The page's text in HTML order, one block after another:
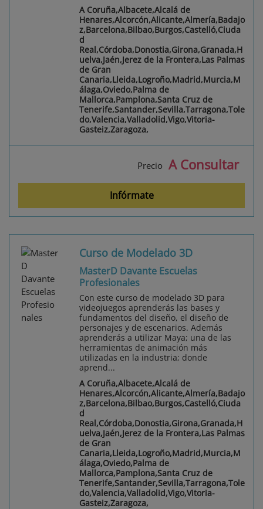
A Coruña,Albacete,Alcalá de
Henares,Alcorcón,Alicante,Almería,Badajo
z,Barcelona,Bilbao,Burgos,Castelló,Ciuda
d
Real,Córdoba,Donostia,Girona,Granada,H
uelva,Jaén,Jerez de la Frontera,Las Palmas
de Gran
Canaria,Lleida,Logroño,Madrid,Murcia,M
álaga,Oviedo,Palma de
Mallorca,Pamplona,Santa Cruz de
Tenerife,Santander,Sevilla,Tarragona,Tole
do,Valencia,Valladolid,Vigo,Vitoria-
Gasteiz,Zaragoza,
Precio A Consultar
Infórmate
Curso de Modelado 3D
MasterD Davante Escuelas
Profesionales
Con este curso de modelado 3D para
videojuegos aprenderás las bases y
fundamentos del diseño, el diseño de
personajes y de escenarios. Además
aprenderás a utilizar Maya; una de las
herramientas de animación más
utilizadas en la industria; donde
aprend...
A Coruña,Albacete,Alcalá de
Henares,Alcorcón,Alicante,Almería,Badajo
z,Barcelona,Bilbao,Burgos,Castelló,Ciuda
d
Real,Córdoba,Donostia,Girona,Granada,H
uelva,Jaén,Jerez de la Frontera,Las Palmas
de Gran
Canaria,Lleida,Logroño,Madrid,Murcia,M
álaga,Oviedo,Palma de
Mallorca,Pamplona,Santa Cruz de
Tenerife,Santander,Sevilla,Tarragona,Tole
do,Valencia,Valladolid,Vigo,Vitoria-
Gasteiz,Zaragoza,